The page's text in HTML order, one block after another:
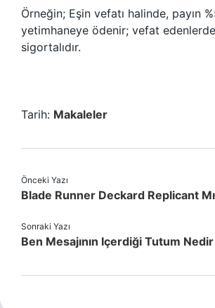
Örneğin; Eşin vefatı halinde, payın
yetimhaneye ödenir; vefat
sigortalıdır.
Tarih: Makaleler
Önceki Yazı
Blade Runner Deckard Replicant Mı
Sonraki Yazı
Ben Mesajının Içerdiği Tutum Nedir